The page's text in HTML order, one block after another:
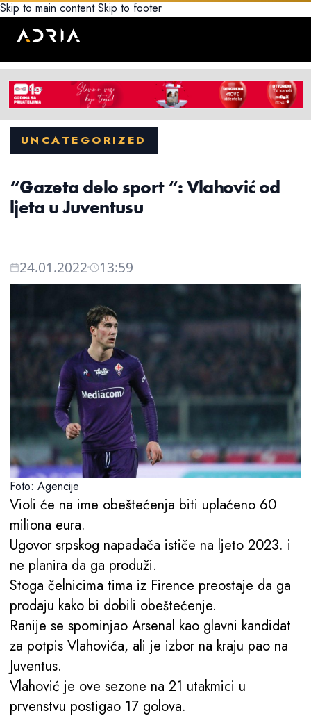
Skip to main content Skip to footer
UNCATEGORIZED
“Gazeta delo sport “: Vlahović od
ljeta u Juventusu
24.01.2022 13:59
Foto: Agencije
Violi će na ime obeštećenja biti uplaćeno 60
miliona eura.
Ugovor srpskog napadača ističe na ljeto 2023. i
ne planira da ga produži.
Stoga čelnicima tima iz Firence preostaje da ga
prodaju kako bi dobili obeštećenje.
Ranije se spominjao Arsenal kao glavni kandidat
za potpis Vlahovića, ali je izbor na kraju pao na
Juventus.
Vlahović je ove sezone na 21 utakmici u
prvenstvu postigao 17 golova.